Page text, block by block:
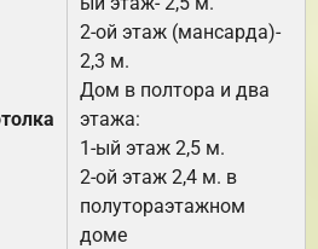
2-ой этаж (мансарда)-
2,3 м.
Дом в полтора и два
этажа:
1-ый этаж 2,5 м.
2-ой этаж 2,4 м. в
полутораэтажном
доме